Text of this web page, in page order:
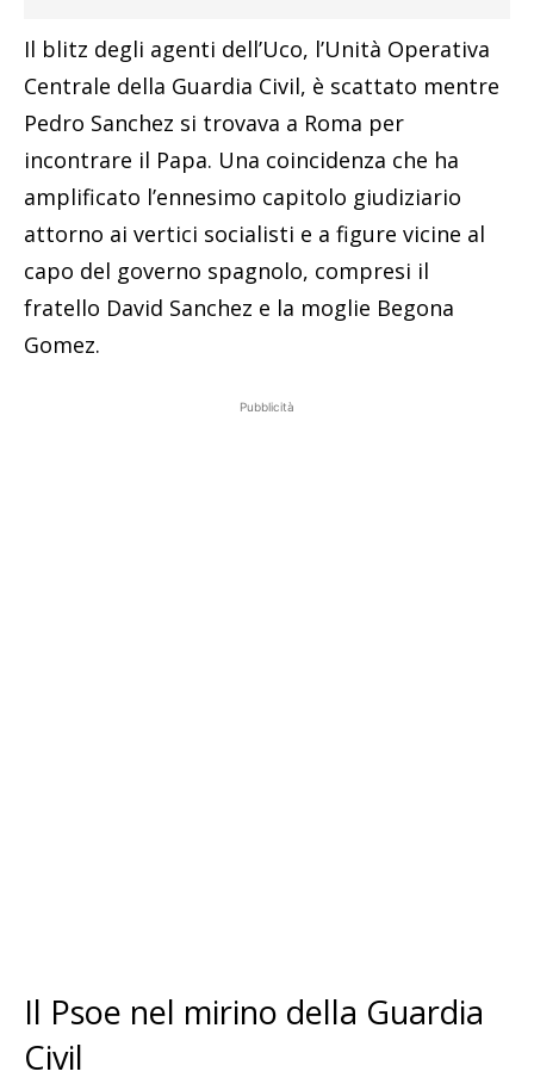
Il blitz degli agenti dell’Uco, l’Unità Operativa
Centrale della Guardia Civil, è scattato mentre
Pedro Sanchez si trovava a Roma per
incontrare il Papa. Una coincidenza che ha
amplificato l’ennesimo capitolo giudiziario
attorno ai vertici socialisti e a figure vicine al
capo del governo spagnolo, compresi il
fratello David Sanchez e la moglie Begona
Gomez.
Pubblicità
Il Psoe nel mirino della Guardia
Civil